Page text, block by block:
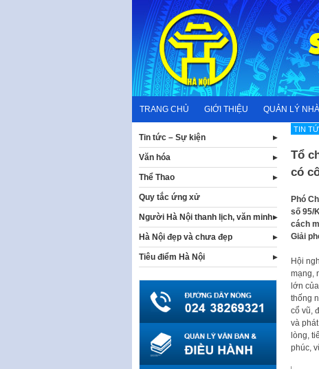
content
TRANG CHỦ GIỚI THIỆU QUẢN LÝ
TIN
Tổ
có
Phó
số 95/
cách
Giải
Hội
mạng,
lớn
thống
cổ vũ,
và
lòng,
phúc,
Tin tức – Sự kiện
Văn hóa
Thể Thao
Quy tắc ứng xử
Người Hà Nội thanh lịch, văn minh
Hà Nội đẹp và chưa đẹp
Tiêu điểm Hà Nội